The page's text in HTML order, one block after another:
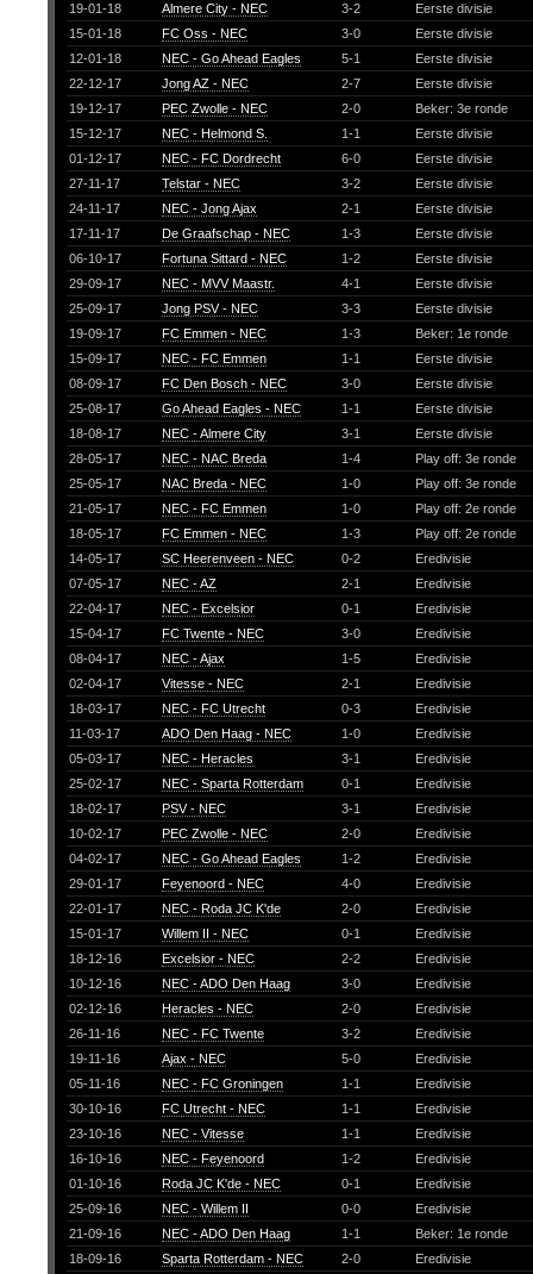
19-01-18
Almere City - NEC 3-2
Eerste divisie
15-01-18
FC Oss - NEC 3-0
Eerste divisie
12-01-18
NEC - Go Ahead Eagles 5-1
Eerste divisie
22-12-17
Jong AZ - NEC 2-7
Eerste divisie
19-12-17
PEC Zwolle - NEC 2-0
Beker: 3e ronde
15-12-17
NEC - Helmond S. 1-1
Eerste divisie
01-12-17
NEC - FC Dordrecht 6-0
Eerste divisie
27-11-17
Telstar - NEC 3-2
Eerste divisie
24-11-17
NEC - Jong Ajax 2-1
Eerste divisie
17-11-17
De Graafschap - NEC 1-3
Eerste divisie
06-10-17
Fortuna Sittard - NEC 1-2
Eerste divisie
29-09-17
NEC - MVV Maastr. 4-1
Eerste divisie
25-09-17
Jong PSV - NEC 3-3
Eerste divisie
19-09-17
FC Emmen - NEC 1-3
Beker: 1e ronde
15-09-17
NEC - FC Emmen 1-1
Eerste divisie
08-09-17
FC Den Bosch - NEC 3-0
Eerste divisie
25-08-17
Go Ahead Eagles - NEC 1-1
Eerste divisie
18-08-17
NEC - Almere City 3-1
Eerste divisie
28-05-17
NEC - NAC Breda 1-4
Play off: 3e ronde
25-05-17
NAC Breda - NEC 1-0
Play off: 3e ronde
21-05-17
NEC - FC Emmen 1-0
Play off: 2e ronde
18-05-17
FC Emmen - NEC 1-3
Play off: 2e ronde
14-05-17
SC Heerenveen - NEC 0-2
Eredivisie
07-05-17
NEC - AZ 2-1
Eredivisie
22-04-17
NEC - Excelsior 0-1
Eredivisie
15-04-17
FC Twente - NEC 3-0
Eredivisie
08-04-17
NEC - Ajax 1-5
Eredivisie
02-04-17
Vitesse - NEC 2-1
Eredivisie
18-03-17
NEC - FC Utrecht 0-3
Eredivisie
11-03-17
ADO Den Haag - NEC 1-0
Eredivisie
05-03-17
NEC - Heracles 3-1
Eredivisie
25-02-17
NEC - Sparta Rotterdam 0-1
Eredivisie
18-02-17
PSV - NEC 3-1
Eredivisie
10-02-17
PEC Zwolle - NEC 2-0
Eredivisie
04-02-17
NEC - Go Ahead Eagles 1-2
Eredivisie
29-01-17
Feyenoord - NEC 4-0
Eredivisie
22-01-17
NEC - Roda JC K'de 2-0
Eredivisie
15-01-17
Willem II - NEC 0-1
Eredivisie
18-12-16
Excelsior - NEC 2-2
Eredivisie
10-12-16
NEC - ADO Den Haag 3-0
Eredivisie
02-12-16
Heracles - NEC 2-0
Eredivisie
26-11-16
NEC - FC Twente 3-2
Eredivisie
19-11-16
Ajax - NEC 5-0
Eredivisie
05-11-16
NEC - FC Groningen 1-1
Eredivisie
30-10-16
FC Utrecht - NEC 1-1
Eredivisie
23-10-16
NEC - Vitesse 1-1
Eredivisie
16-10-16
NEC - Feyenoord 1-2
Eredivisie
01-10-16
Roda JC K'de - NEC 0-1
Eredivisie
25-09-16
NEC - Willem II 0-0
Eredivisie
21-09-16
NEC - ADO Den Haag 1-1
Beker: 1e ronde
18-09-16
Sparta Rotterdam - NEC 2-0
Eredivisie